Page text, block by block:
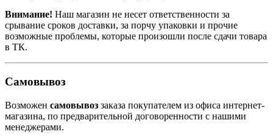
Внимание! Наш магазин не несет ответственности за
срывание сроков доставки, за порчу упаковки и прочие
возможные проблемы, которые произошли после сдачи товара
в ТК.
Самовывоз
Возможен самовывоз заказа покупателем из офиса интернет-
магазина, по предварительной договоренности с нашими
менеджерами.